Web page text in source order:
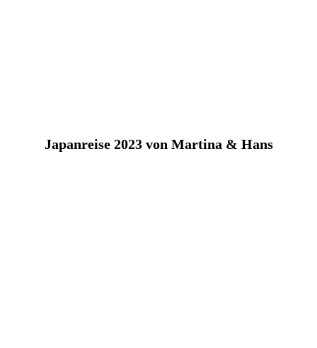
Japanreise 2023 von Martina & Hans